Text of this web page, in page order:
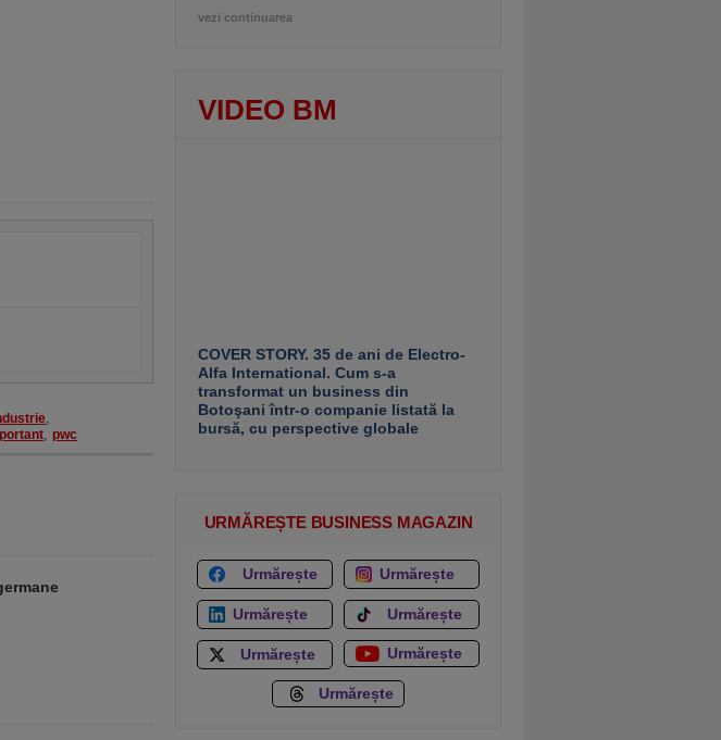
,
, pwc
vezi continuarea
VIDEO BM
COVER STORY. 35 de ani de Electro-
Alfa International. Cum s-a
transformat un business din
Botoşani într-o companie listată la
bursă, cu perspective globale
URMĂREȘTE BUSINESS MAGAZIN
Urmărește Urmărește
Urmărește Urmărește
Urmărește Urmărește
Urmărește